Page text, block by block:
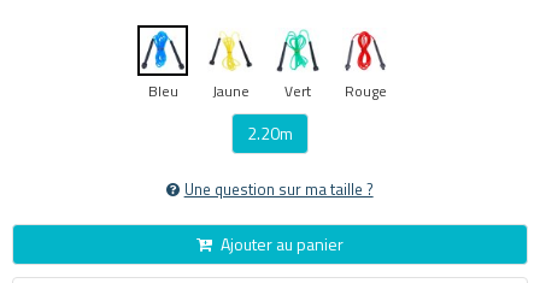
Bleu Jaune Vert Rouge
2.20m
Une question sur ma taille ?
Ajouter au panier